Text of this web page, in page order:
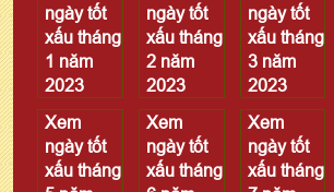
ngày tốt
xấu tháng
1 năm
2023
ngày tốt
xấu tháng
2 năm
2023
ngày tốt
xấu tháng
3 năm
2023
Xem
ngày tốt
xấu tháng
Xem
ngày tốt
xấu tháng
Xem
ngày tốt
xấu tháng